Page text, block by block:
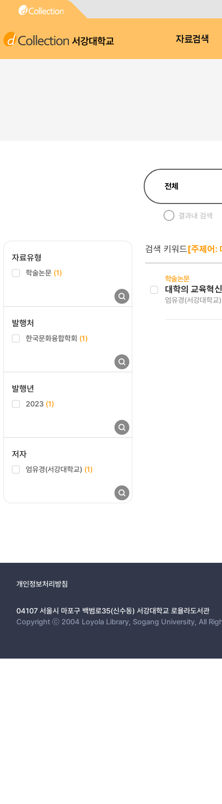
서강대학교 자료검색
결과내 검색
자료유형
학술논문 (1)
발행처
한국문화융합학회 (1)
발행년
2023 (1)
저자
엄유경(서강대학교) (1)
검색 키워드[주제어:
학술논문
대학의 교육혁
엄유경(서강대학교)
개인정보처리방침
04107 서울시 마포구 백범로35(신수동) 서강대학교 로욜라도서관
Copyright ⓒ 2004 Loyola Library, Sogang University, All